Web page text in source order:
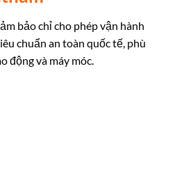
bảo chỉ cho phép vận hành
chuẩn an toàn quốc tế, phù
động và máy móc.